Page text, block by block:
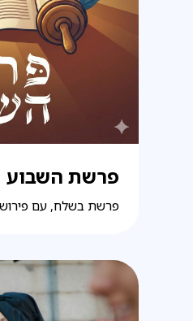
פרשת השבוע
פרשת בשלח, עם